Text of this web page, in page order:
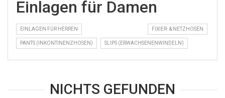
Einlagen für Damen
EINLAGEN FÜR HERREN FIXIER- & NETZHOSEN
PANTS (INKONTINENZHOSEN) SLIPS (ERWACHSENENWINDELN)
NICHTS GEFUNDEN